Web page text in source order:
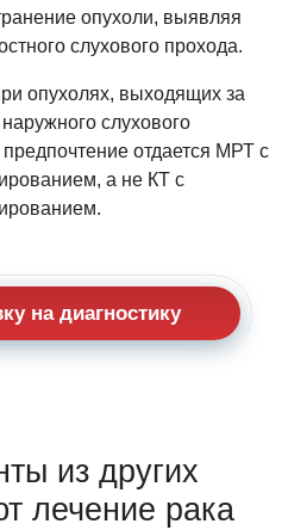
опухоли, выявляя
слухового прохода.
опухолях, выходящих за
слухового
отдается МРТ с
а не КТ с
на диагностику
из других
лечение рака